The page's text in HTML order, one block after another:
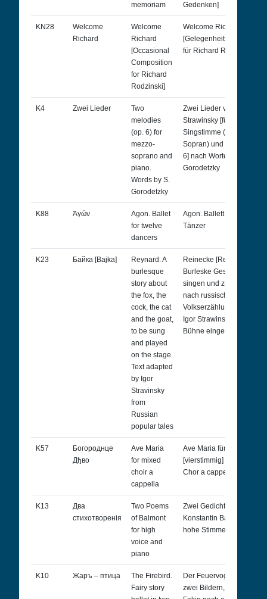
memoriam Gedenken]
KN28
Welcome
Richard
Welcome
Richard
[Occasional
Composition
for Richard
Rodzinski]
Welcome Richard
[Gelegenheitskomposition
für Richard Rodzinski]
K4 Zwei Lieder
Two
melodies
(op. 6) for
mezzo-
soprano and
piano.
Words by S.
Gorodetzky
Zwei Lieder von I.
Strawinsky [für eine
Singstimme (Mezzo-
Sopran) und Klavier Op.
6] nach Worten von Serge
Gorodetzky
K88 Ἀγών
Agon. Ballet
for twelve
dancers
Agon. Ballett für zwölf
Tänzer
K23 Байка [Bajka]
Reynard. A
burlesque
story about
the fox, the
cock, the cat
and the goat,
to be sung
and played
on the stage.
Text adapted
by Igor
Stravinsky
from
Russian
popular tales
Reinecke [Reineke].
Burleske Geschichte zu
singen und zu spielen,
nach russischen
Volkserzählungen von
Igor Strawinsky für die
Bühne eingerichtet
K57
Богороднце
Дђво
Ave Maria
for mixed
choir a
cappella
Ave Maria für
[vierstimmig] gemischten
Chor a cappella
K13
Два
стихотворенія
Two Poems
of Balmont
for high
voice and
piano
Zwei Gedichte von
Konstantin Balmont für
hohe Stimme und Klavier
K10 Жаръ – птица
The Firebird.
Fairy story
Der Feuervogel. Ballett in
zwei Bildern, von Michael